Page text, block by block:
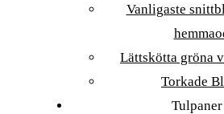
Vanligaste
Lättskötta gröna
Torkade
Tulpaner